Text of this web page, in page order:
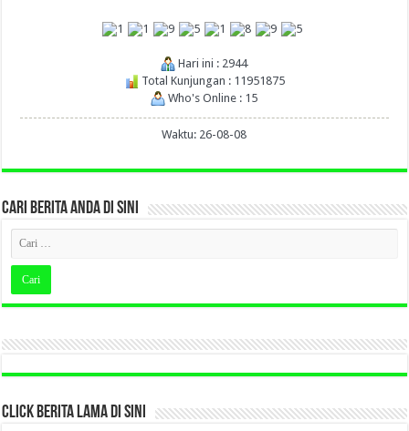
Hari ini : 2944
Total Kunjungan : 11951875
Who's Online : 15
Waktu: 26-08-08
CARI BERITA ANDA DI SINI
CLICK BERITA LAMA DI SINI